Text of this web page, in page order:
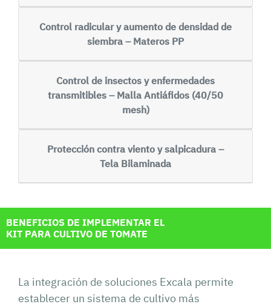
Control radicular y aumento de densidad de
siembra – Materos PP
Control de insectos y enfermedades
transmitibles – Malla Antiáfidos (40/50
mesh)
Protección contra viento y salpicadura –
Tela Bilaminada
BENEFICIOS DE IMPLEMENTAR EL
KIT PARA CULTIVO DE TOMATE
La integración de soluciones Excala permite
establecer un sistema de cultivo más